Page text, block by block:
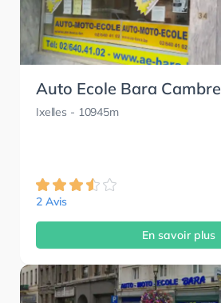
Auto Ecole Bara Cambre
Ixelles - 10945m
2 Avis
En savoir plus